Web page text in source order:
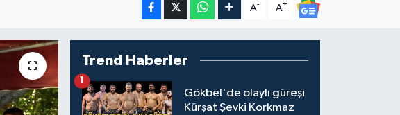
A- A+
Trend Haberler
Gökbel'de olaylı güreşi
Kürşat Şevki Korkmaz
1